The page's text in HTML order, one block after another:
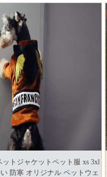
ットジャケットペット服 xs 3xl
防寒 オリジナル ペットウェ